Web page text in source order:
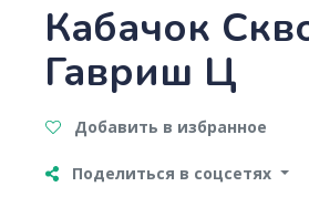
Кабачок
Гавриш Ц
Добавить в избранное
Поделиться в соцсетях